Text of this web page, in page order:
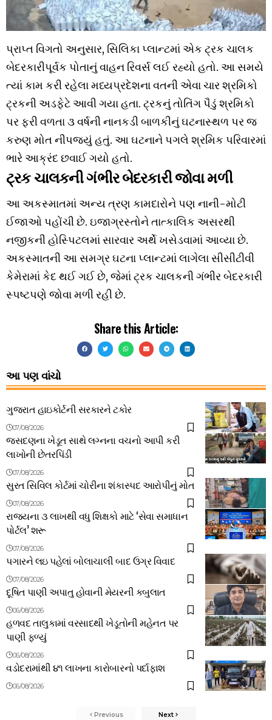
પ્રાપ્ત વિગતો અનુસાર, સિલિકા પ્લાન્ટમાં એક ટ્રક ચાલક
બેદરકારીપૂર્વક પોતાનું વાહન રિવર્સ લઈ રહ્યો હતો. આ સમયે
ત્યાં કામ કરી રહેલા મધ્યપ્રદેશના વતની એવા ચાર શ્રમિકો
ટ્રકની અડફેટે આવી ગયા હતા. ટ્રકનું તોતિંગ પૈડું શ્રમિકો
પર ફરી વળતા ૩ વર્ષની નાનકડી બાળકીનું ઘટનાસ્થળ પર જ
કરુણ મોત નીપજ્યું હતું. આ ઘટનાને પગલે શ્રમિક પરિવારમાં
ભારે આક્રંદ છવાઈ ગયો હતો.
ટ્રક ચાલકની ગંભીર બેદરકારી જોવા મળી
આ અકસ્માતમાં અન્ય ત્રણ કામદારોને પણ નાની-મોટી
ઈજાઓ પહોંચી છે. ઇજાગ્રસ્તોને તાત્કાલિક અસરથી
નજીકની હોસ્પિટલમાં સારવાર અર્થે ખસેડવામાં આવ્યા છે.
અકસ્માતની આ સમગ્ર ઘટના પ્લાન્ટમાં લાગેલા સીસીટીવી
કેમેરામાં કેદ થઈ ગઈ છે, જેમાં ટ્રક ચાલકની ગંભીર બેદરકારી
સ્પષ્ટપણે જોવા મળી રહી છે.
Share this Article:
આ પણ વાંચો
ગુજરાત હાઇકોર્ટની સરકારને ટકોર
07/08/2026
જસદણના ખેડૂત સાથે લગ્નના વચનો આપી કરી
લાખોની છેતરપિંડી
07/08/2026
સુરત સિવિલ કોર્ટમાં ચોરીના શંકાસ્પદ આરોપીનું મોત
07/08/2026
રાજ્યના ૩ લાખથી વધુ શિક્ષકો માટે ‘સેવા સમાધાન
પોર્ટલ’ શરૂ
07/08/2026
પગારને લઇ પહેલાં બોલાચાલી બાદ ઉગ્ર વિવાદ
07/08/2026
દૂષિત પાણી અપાતુ હોવાની મેયરની કબુલાત
06/08/2026
હળવદ તાલુકામાં વરસાદથી ખેડૂતોની મહેનત પર
પાણી ફળ્યું
06/08/2026
વડોદરામાંથી ૪૧ લાખના કારોબારનો પર્દાફાશ
06/08/2026
Previous Next